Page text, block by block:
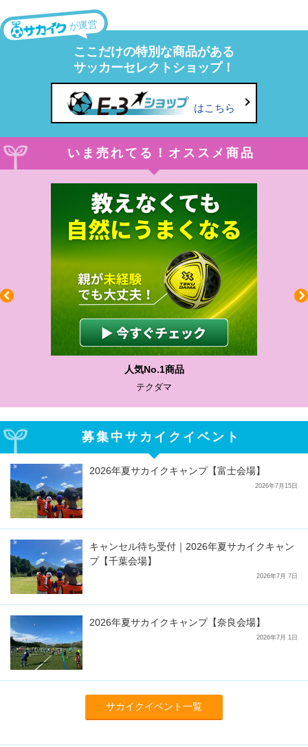
が運営
ここだけの特別な商品がある
サッカーセレクトショップ！
はこちら
いま売れてる！オススメ商品
人気No.1商品
テクダマ
募集中サカイクイベント
2026年夏サカイクキャンプ【富士会場】
2026年7月15日
キャンセル待ち受付｜2026年夏サカイクキャン
プ【千葉会場】
2026年7月 7日
2026年夏サカイクキャンプ【奈良会場】
2026年7月 1日
サカイクイベント一覧